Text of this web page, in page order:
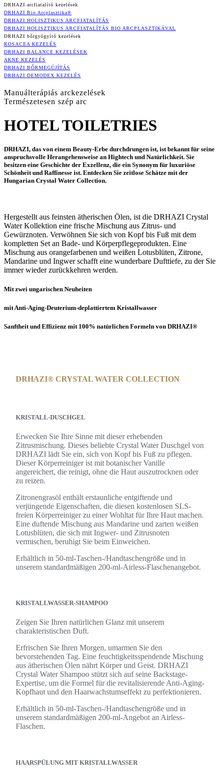
DRHAZI arcfiatalító kezelések
DRHAZI Bio Arcplasztika®
DRHAZI HOLISZTIKUS ARCFIATALÍTÁS
DRHAZI HOLISZTIKUS ARCFIATALÍTÁS BIO ARCPLASZTIKÁVAL
DRHAZI bőrgyógyító kezelések
ROSACEA KEZELÉS
DRHAZI BALANCE KEZELÉSEK
AKNE KEZELÉS
DRHAZI BŐRMEGÚJÍTÁS
DRHAZI DEMODEX KEZELÉS
Manuálterápiás arckezelések
Természetesen szép arc
HOTEL TOILETRIES
DRHAZI, das von einem Beauty-Erbe durchdrungen ist, ist bekannt für seine
anspruchsvolle Herangehensweise an Hightech und Natürlichkeit. Sie
besitzen eine Geschichte der Exzellenz, die ein Synonym für luxuriöse
Schönheit und Raffinesse ist. Entdecken Sie zeitlose Schätze mit der
Hungarian Crystal Water Collection.
Hergestellt aus feinsten ätherischen Ölen, ist die DRHAZI Crystal
Water Kollektion eine frische Mischung aus Zitrus- und
Gewürznoten. Verwöhnen Sie sich von Kopf bis Fuß mit dem
kompletten Set an Bade- und Körperpflegeprodukten. Eine
Mischung aus orangefarbenen und weißen Lotusblüten, Zitrone,
Mandarine und Ingwer schafft eine wunderbare Dufttiefe, zu der Sie
immer wieder zurückkehren werden.
Mit zwei ungarischen Neuheiten
mit Anti-Aging-Deuterium-deplattiertem Kristallwasser
Sanftheit und Effizienz mit 100% natürlichen Formeln von DRHAZI®
DRHAZI® CRYSTAL WATER COLLECTION
KRISTALL-DUSCHGEL
Erwecken Sie Ihre Sinne mit dieser erhebenden
Zitrusmischung. Dieses beliebte Crystal Water Duschgel von
DRHAZI lädt Sie ein, sich von Kopf bis Fuß zu pflegen.
Dieser Körperreiniger ist mit botanischer Vanille
angereichert, die reinigt, ohne die Haut auszutrocknen oder
zu reizen.
Zitronengrasöl enthält erstaunliche entgiftende und
verjüngende Eigenschaften, die diesen kostenlosen SLS-
freien Körperreiniger zu einer Wohltat für Ihre Haut machen.
Eine duftende Mischung aus Mandarine und zarten weißen
Lotusblüten, die sich mit Ingwer- und Zitrusnoten
vermischen, beruhigt Sie beim Einweichen.
Erhältlich in 50-ml-Taschen-/Handtaschengröße und in
unserem standardmäßigen 200-ml-Airless-Flaschenangebot.
KRISTALLWASSER-SHAMPOO
Zeigen Sie Ihren natürlichen Glanz mit unserem
charakteristischen Duft.
Erfrischen Sie Ihren Morgen, umarmen Sie den
bevorstehenden Tag. Eine feuchtigkeitsspendende Mischung
aus ätherischen Ölen nährt Körper und Geist. DRHAZI
Crystal Water Shampoo stützt sich auf seine Backstage-
Expertise, um die Formel für die revitalisierende Anti-Aging-
Kopfhaut und den Haarwachstumseffekt zu perfektionieren.
Erhältlich in 50-ml-Taschen-/Handtaschengröße und in
unserem standardmäßigen 200-ml-Angebot an Airless-
Flaschen.
HAARSPÜLUNG MIT KRISTALLWASSER